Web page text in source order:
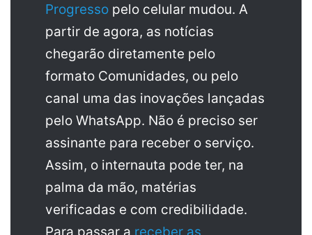
Progresso pelo celular mudou. A
partir de agora, as notícias
chegarão diretamente pelo
formato Comunidades, ou pelo
canal uma das inovações lançadas
pelo WhatsApp. Não é preciso ser
assinante para receber o serviço.
Assim, o internauta pode ter, na
palma da mão, matérias
verificadas e com credibilidade.